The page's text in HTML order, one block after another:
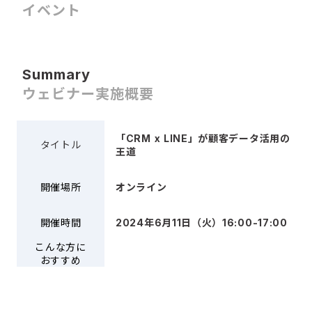
イベント
Summary
ウェビナー実施概要
タイトル
「CRM x LINE」が顧客データ活用の
王道
開催場所 オンライン
開催時間 2024年6月11日（火）16:00-17:00
こんな方に
おすすめ